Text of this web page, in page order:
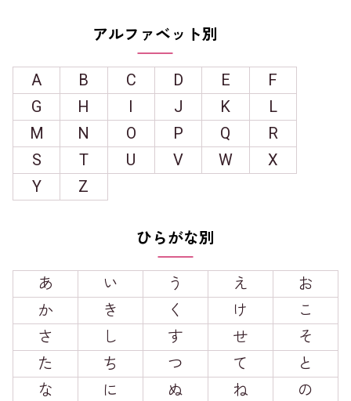
アルファベット別
A B C D E
F
G
H I J K
L
M
N O P Q
R
S
T U V W
X
Y
Z
ひらがな別
あ い う え
お
か
き く け
こ
さ
し す せ
そ
た
ち つ て
と
な
に ぬ ね
の